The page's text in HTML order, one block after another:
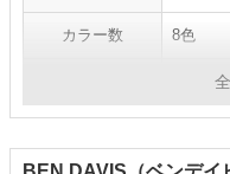
カラー数 8色